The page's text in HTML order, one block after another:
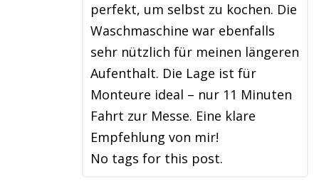
perfekt, um selbst zu kochen. Die
Waschmaschine war ebenfalls
sehr nützlich für meinen längeren
Aufenthalt. Die Lage ist für
Monteure ideal – nur 11 Minuten
Fahrt zur Messe. Eine klare
Empfehlung von mir!
No tags for this post.